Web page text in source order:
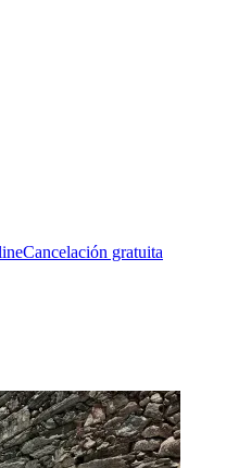
Cancelación gratuita